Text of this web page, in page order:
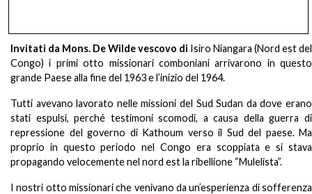
Invitati da Mons. De Wilde vescovo di Isiro Niangara (Nord est del
Congo) i primi otto missionari comboniani arrivarono in questo
grande Paese alla fine del 1963 e l’inizio del 1964.
Tutti avevano lavorato nelle missioni del Sud Sudan da dove erano
stati espulsi, perché testimoni scomodi, a causa della guerra di
repressione del governo di Kathoum verso il Sud del paese. Ma
proprio in questo periodo nel Congo era scoppiata e si stava
propagando velocemente nel nord est la ribellione “Mulelista”.
I nostri otto missionari che venivano da un’esperienza di sofferenza